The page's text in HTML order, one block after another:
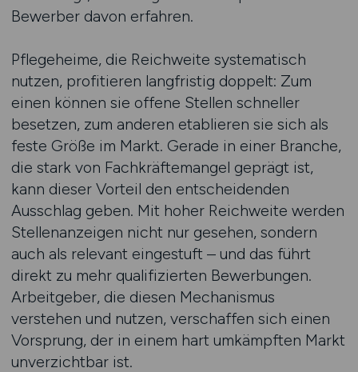
Bewerber davon erfahren.
Pflegeheime, die Reichweite systematisch
nutzen, profitieren langfristig doppelt: Zum
einen können sie offene Stellen schneller
besetzen, zum anderen etablieren sie sich als
feste Größe im Markt. Gerade in einer Branche,
die stark von Fachkräftemangel geprägt ist,
kann dieser Vorteil den entscheidenden
Ausschlag geben. Mit hoher Reichweite werden
Stellenanzeigen nicht nur gesehen, sondern
auch als relevant eingestuft – und das führt
direkt zu mehr qualifizierten Bewerbungen.
Arbeitgeber, die diesen Mechanismus
verstehen und nutzen, verschaffen sich einen
Vorsprung, der in einem hart umkämpften Markt
unverzichtbar ist.